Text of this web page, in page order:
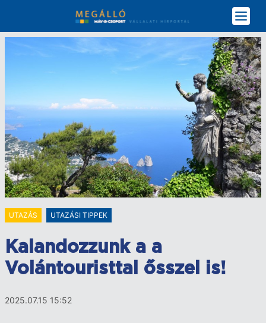
tartalomra
UTAZÁS UTAZÁSI TIPPEK
Kalandozzunk a a
Volántouristtal ősszel is!
2025.07.15 15:52